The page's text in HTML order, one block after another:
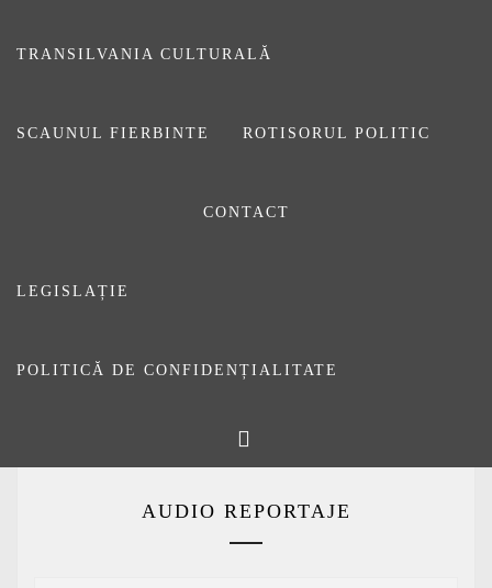
TRANSILVANIA CULTURALĂ
SCAUNUL FIERBINTE ROTISORUL POLITIC
CONTACT
LEGISLAȚIE
POLITICĂ DE CONFIDENȚIALITATE
[be-booster-favourites]
AUDIO REPORTAJE